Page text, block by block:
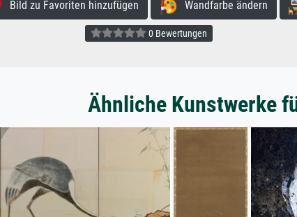
Bild zu Favoriten hinzufügen Wandfarbe ändern
0 Bewertungen
Ähnliche Kunstwerke